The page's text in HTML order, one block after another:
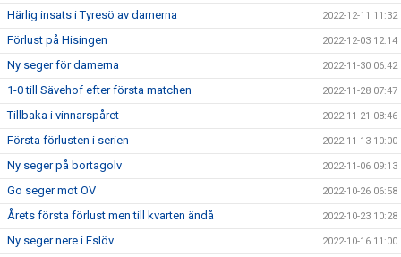
Härlig insats i Tyresö av damerna 2022-12-11 11:32
Förlust på Hisingen 2022-12-03 12:14
Ny seger för damerna 2022-11-30 06:42
1-0 till Sävehof efter första matchen 2022-11-28 07:47
Tillbaka i vinnarspåret 2022-11-21 08:46
Första förlusten i serien 2022-11-13 10:00
Ny seger på bortagolv 2022-11-06 09:13
Go seger mot OV 2022-10-26 06:58
Årets första förlust men till kvarten ändå 2022-10-23 10:28
Ny seger nere i Eslöv 2022-10-16 11:00